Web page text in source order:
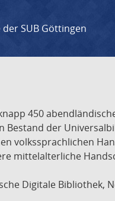
der SUB Göttingen
450
der
volkssprachlichen
mittelalterliche
Digitale Bibliothek,